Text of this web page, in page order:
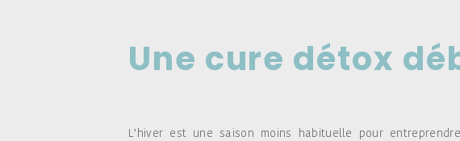
Une cure détox
L’hiver est une saison moins habituelle pour